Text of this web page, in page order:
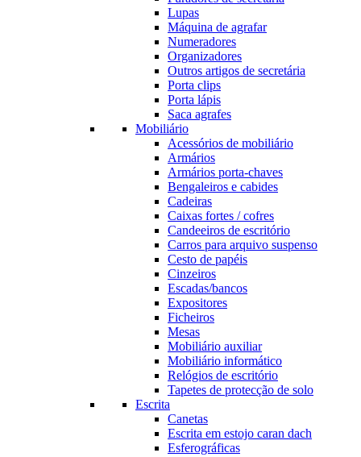
Lupas
Máquina de agrafar
Numeradores
Organizadores
Outros artigos de secretária
Porta clips
Porta lápis
Saca agrafes
Mobiliário
Acessórios de mobiliário
Armários
Armários porta-chaves
Bengaleiros e cabides
Cadeiras
Caixas fortes / cofres
Candeeiros de escritório
Carros para arquivo suspenso
Cesto de papéis
Cinzeiros
Escadas/bancos
Expositores
Ficheiros
Mesas
Mobiliário auxiliar
Mobiliário informático
Relógios de escritório
Tapetes de protecção de solo
Escrita
Canetas
Escrita em estojo caran dach
Esferográficas